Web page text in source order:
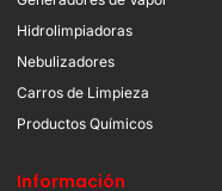
Hidrolimpiadoras
Nebulizadores
Carros de Limpieza
Productos Químicos
Información